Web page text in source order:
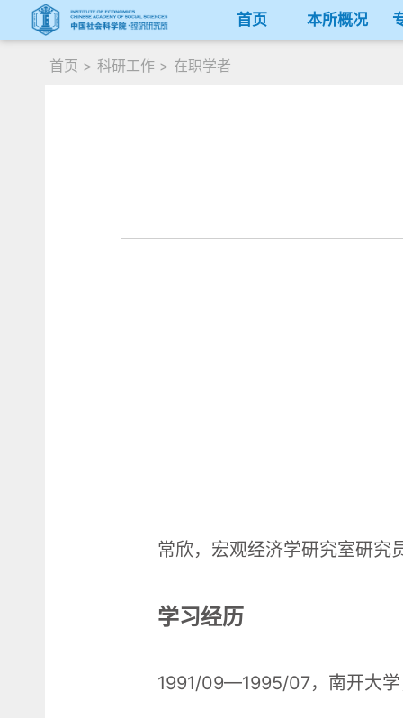
首页 本所概况
首页 > 科研工作 > 在职学者
常欣，宏观经济学研究室研究
学习经历
1991/09—1995/07，南开大学